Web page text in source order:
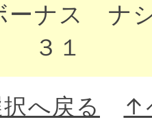
ーナス ナ
３１
へ戻る
↑